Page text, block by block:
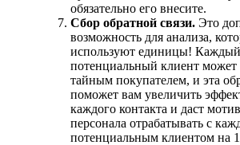
обязательно его внесите.
Сбор обратной связи. Это
возможность для анализа,
используют единицы! Каждый
потенциальный клиент может
тайным покупателем, и эта
поможет вам увеличить
каждого контакта и даст
персонала отрабатывать с
потенциальным клиентом на